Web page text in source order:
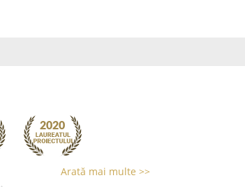
Arată mai multe >>